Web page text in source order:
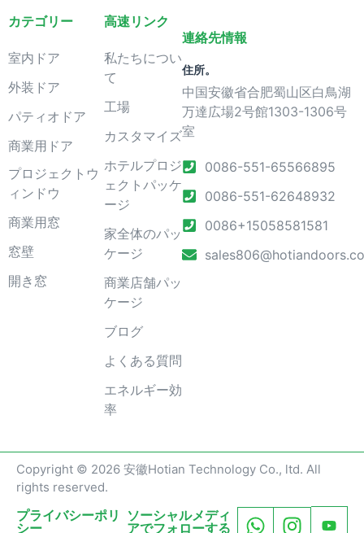
カテゴリー
室内ドア
外装ドア
パティオドア
商業用ドア
プロジェクトウ
ィンドウ
商業用窓
窓壁
開き窓
高速リンク
私たちについ
て
工場
カスタマイズ
ホテルプロジ
ェクトパッケ
ージ
家全体のパッ
ケージ
商業店舗パッ
ケージ
ブログ
よくある質問
エネルギー効
率
連絡先情報
住所。
中国安徽省合肥蜀山区白鳥湖
万達広場2号館1303-1306号
室
0086-551-65566895
0086-551-62648932
0086+15058581581
Copyright © 2026 安徽Hotian Technology Co., ltd. All
rights reserved.
プライバシーポリ
シー
ソーシャルメディ
アでフォローする